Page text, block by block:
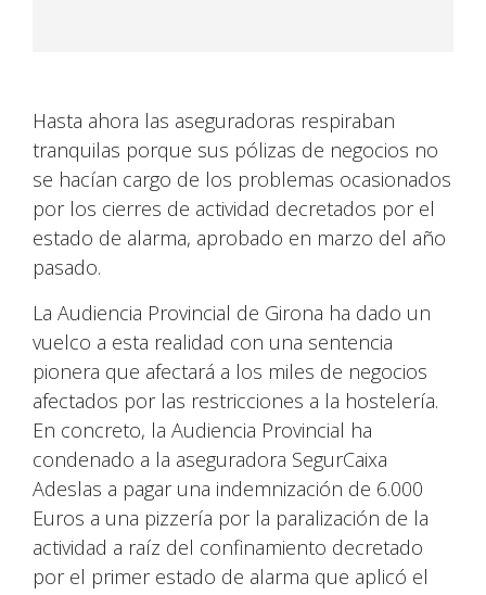
Hasta ahora las aseguradoras respiraban
tranquilas porque sus pólizas de negocios no
se hacían cargo de los problemas ocasionados
por los cierres de actividad decretados por el
estado de alarma, aprobado en marzo del año
pasado.
La Audiencia Provincial de Girona ha dado un
vuelco a esta realidad con una sentencia
pionera que afectará a los miles de negocios
afectados por las restricciones a la hostelería.
En concreto, la Audiencia Provincial ha
condenado a la aseguradora SegurCaixa
Adeslas a pagar una indemnización de 6.000
Euros a una pizzería por la paralización de la
actividad a raíz del confinamiento decretado
por el primer estado de alarma que aplicó el